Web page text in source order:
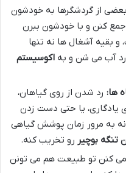
از گردشگرها به خودشون
کنن و با خودشون ببرن
و بقیه آشغال ها نه تنها
آب می شن و به اکوسیستم
ها: رد شدن از روی گیاهان،
یادگاری، یا حتی دست زدن
به مرور زمان پوشش گیاهی
تنگه بوچیر رو تخریب کنه.
کنن تو طبیعت هم می تونن